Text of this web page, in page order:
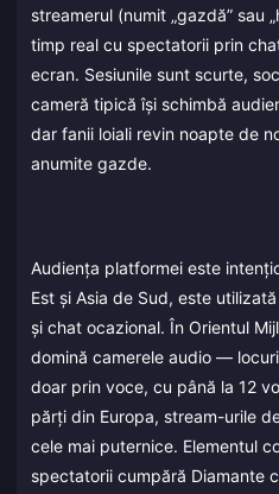
streamerul (numit „gazdă” sau
timp real cu spectatorii prin
ecran. Sesiunile sunt scurte,
cameră tipică își schimbă
dar fanii loiali revin noapte de
anumite gazde.
Audiența platformei este
Est și Asia de Sud, este
și chat ocazional. În Orientul
domină camerele audio —
doar prin voce, cu până la 12
părți din Europa, stream-urile
cele mai puternice. Elementul
spectatorii cumpără Diamante